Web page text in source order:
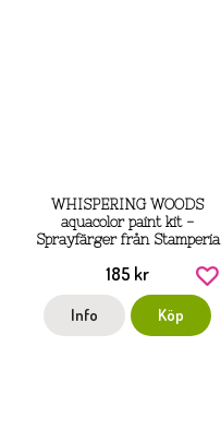
WHISPERING WOODS
aquacolor paint kit -
Sprayfärger från Stamperia
185 kr
Info Köp